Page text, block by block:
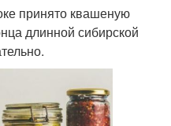
принято квашеную
длинной сибирской